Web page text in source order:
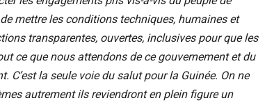
mettre les conditions techniques, humaines et
transparentes, ouvertes, inclusives pour que les
ce que nous attendons de ce gouvernement et du
C’est la seule voie du salut pour la Guinée. On ne
autrement ils reviendront en plein figure un